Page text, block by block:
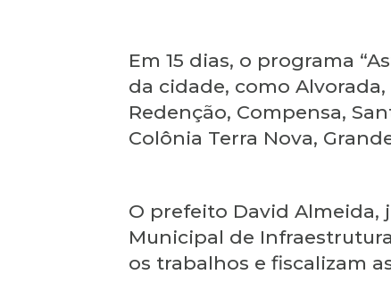
Em 15 dias, o programa
da cidade, como Alvorada,
Redenção, Compensa,
Colônia Terra Nova,
O prefeito David
Municipal de
os trabalhos e fiscalizam